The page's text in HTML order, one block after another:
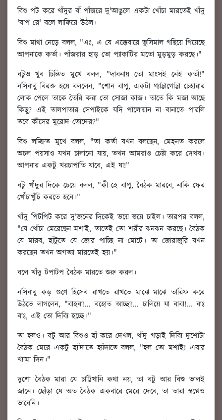
বিশু পট করে খাঁদুর বাঁ পাঁজরে দু'আঙুলে একটা খোঁচা মারতেই খাঁদু
'বাপ রে' বলে লাফিয়ে উঠল।
বিশু মাথা নেড়ে বলল, "এঃ, এ যে এক্কেবারে ভুসিমাল গছিয়ে গিয়েছে
আপনাকে কর্তা। পাঁজরার হাড় তো প্যাকাটির মতো মুড়মুড় করছে।"
বটুও খুব চিন্তিত মুখে বলল, "দাবনায় তো মাংসই নেই কর্তা!"
নসিবাবু বিরক্ত হয়ে বললেন, "শোন বাপু, একটা গ্যাট্টাগোট্টা চেহারার
লোক পেলে তাকে তৈরি করা তো সোজা কাজ। তাতে কি মজা আছে
কিছু? এই তালপাতার সেপাইকে যদি পালোয়ান না বানাতে পারলি
তবে কীসের মুরোদ তোদের?"
বিশু লজ্জিত মুখে বলল, "তা কর্তা যখন বলছেন, মেহনত করলে
অচল পয়সাও যখন চালানো যায়, তখন আমরাও চেষ্টা করে দেখব।
আপনার একটু খরচাপাতি যাবে, এই যা!"
বটু খাঁদুর দিকে চেয়ে বলল, "কী হে বাপু, বৈঠক মারবে, নাকি ফের
খোঁচাখুঁচি করতে হবে।"
খাঁদু পিটপিট করে দু'জনের দিকেই ভয়ে ভয়ে চাইল। তারপর বলল,
"যে খোঁচা মেরেছেন মশাই, তাতেই তো শরীর ঝনঝন করছে। বৈঠক
যে মারব, হাঁটুতে যে জোর পাচ্ছি না মোটে। তা জোরাজুরি যখন
করছেন তখন অগত্যা মারতেই হয়।"
বলে খাঁদু টপাটপ বৈঠক মারতে শুরু করল।
নসিবাবু কড় গুণে হিসেব রাখতে রাখতে মাঝে মাঝে তারিফ করে
উঠতে লাগলেন, "বাহবা!... বহোত আচ্ছা!... চালিয়ে যা বাবা!... বাঃ
বাঃ, এই তো দিব্যি হচ্ছে।"
তা হলও। বটু আর বিশুও হাঁ করে দেখল, খাঁদু গড়াই দিব্যি দুশোটা
বৈঠক মেরে একটু হ্যাঁদাতে হ্যাঁদাতে বলল, "হল তো মশাই! এবার
খ্যামা দিন।"
দুশো বৈঠক মারা যে চাট্টিখানি কথা নয়, তা বটু আর বিশু ভালই
জানে। ছোঁড়া যে অত বৈঠক একবারে মেরে দেবে, তা তারা স্বপ্নেও
ভাবেনি।